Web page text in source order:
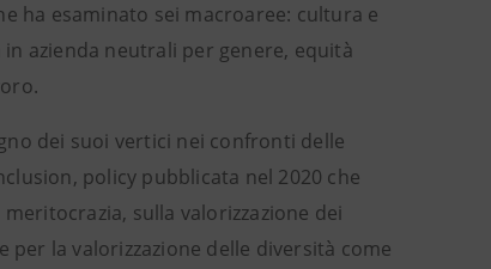
ha esaminato sei macroaree: cultura e
azienda neutrali per genere, equità
dei suoi vertici nei confronti delle
policy pubblicata nel 2020 che
sulla valorizzazione dei
la valorizzazione delle diversità come